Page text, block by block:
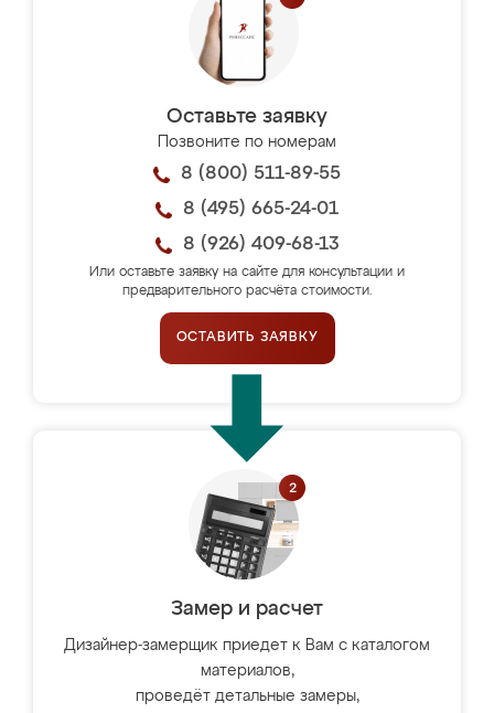
Оставьте заявку
Позвоните по номерам
8 (800) 511-89-55
8 (495) 665-24-01
8 (926) 409-68-13
Или оставьте заявку на сайте для консультации и
предварительного расчёта стоимости.
ОСТАВИТЬ ЗАЯВКУ
Замер и расчет
Дизайнер-замерщик приедет к Вам с каталогом
материалов,
проведёт детальные замеры,